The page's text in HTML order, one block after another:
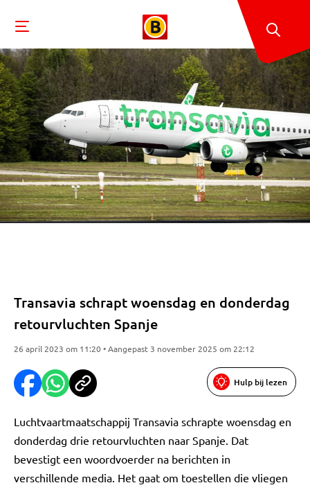
Transavia schrapt woensdag en donderdag
retourvluchten Spanje
26 april 2023 om 11:20 • Aangepast 3 november 2025 om 22:12
Hulp bij lezen
Luchtvaartmaatschappij Transavia schrapte woensdag en
donderdag drie retourvluchten naar Spanje. Dat
bevestigt een woordvoerder na berichten in
verschillende media. Het gaat om toestellen die vliegen